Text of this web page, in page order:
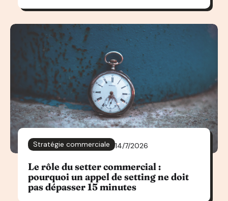
Stratégie commerciale 14/7/2026
Le rôle du setter commercial :
pourquoi un appel de setting ne doit
pas dépasser 15 minutes